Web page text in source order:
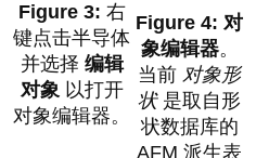
右
键点击半导体
并选择 编辑
对象以打开
对象编辑器。
对
象编辑器。
当前对象形
状是取自形
状数据库的
AFM 派生表